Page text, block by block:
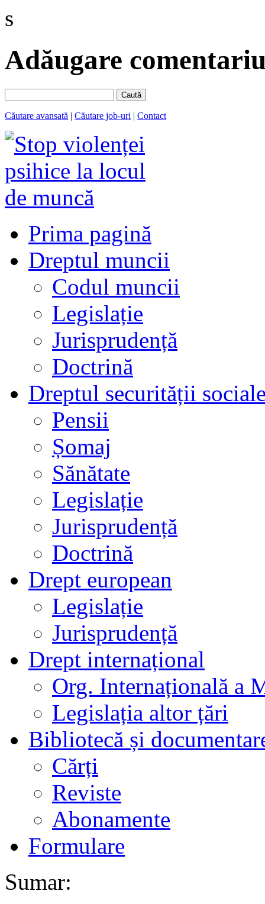
s
Adăugare
Caută
Căutare avansată | Căutare job-uri | Contact
Prima pagină
Dreptul muncii
Codul muncii
Legislație
Jurisprudență
Doctrină
Dreptul securității
Pensii
Șomaj
Sănătate
Legislație
Jurisprudență
Doctrină
Drept european
Legislație
Jurisprudență
Drept internațional
Org. Internațională a
Legislația altor țări
Bibliotecă și
Cărți
Reviste
Abonamente
Formulare
Sumar: